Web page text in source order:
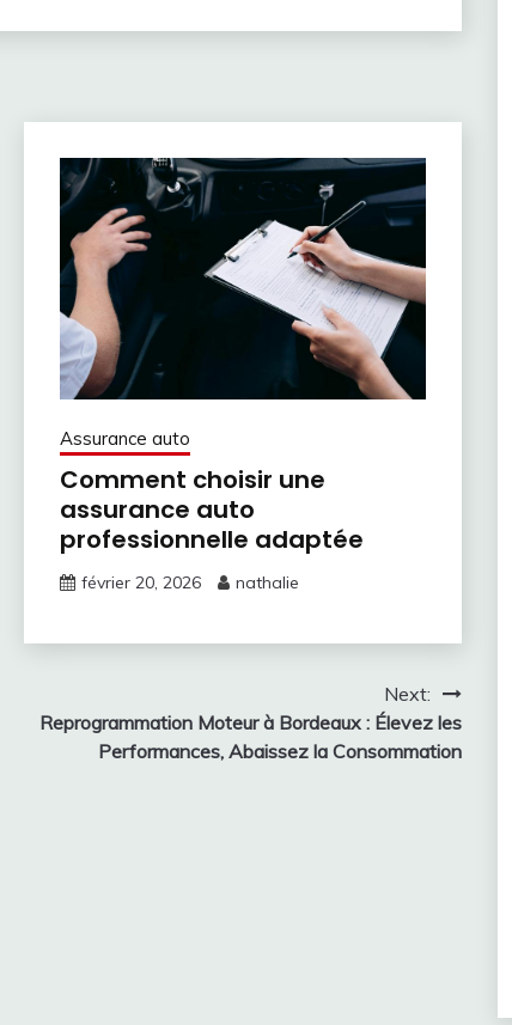
Assurance auto
Comment choisir une
assurance auto
professionnelle adaptée
février 20, 2026 nathalie
Next:
Reprogrammation Moteur à Bordeaux : Élevez les
Performances, Abaissez la Consommation